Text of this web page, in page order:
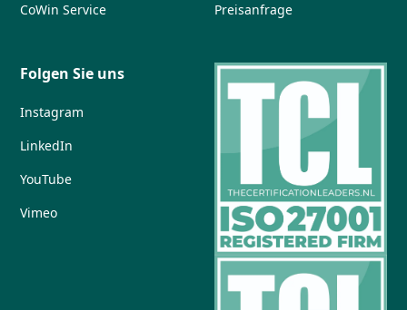
CoWin Service
Preisanfrage
Folgen Sie uns
Instagram
LinkedIn
YouTube
Vimeo